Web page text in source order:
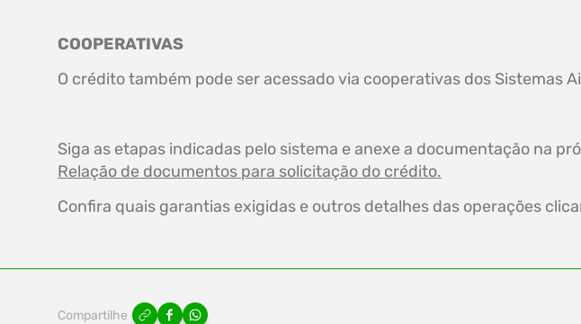
COOPERATIVAS
O crédito também pode ser acessado via cooperativas dos Sistemas
Siga as etapas indicadas pelo sistema e anexe a documentação na
Relação de documentos para solicitação do crédito.
Confira quais garantias exigidas e outros detalhes das operações
Compartilhe